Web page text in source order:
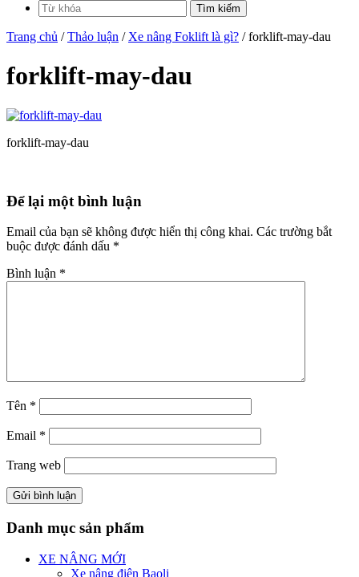
Trang chủ /Thảo luận / Xe nâng Foklift là gì? / forklift-may-dau
forklift-may-dau
forklift-may-dau
Để lại một bình luận
Email của bạn sẽ không được hiển thị công khai. Các trường bắt
buộc được đánh dấu *
Bình luận *
Tên *
Email *
Trang web
Danh mục sản phẩm
XE NÂNG MỚI
Xe nâng điện Baoli